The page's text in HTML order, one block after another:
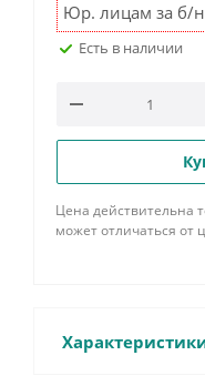
Юр. лицам за б/н
Есть в наличии
Цена действительна
может отличаться от